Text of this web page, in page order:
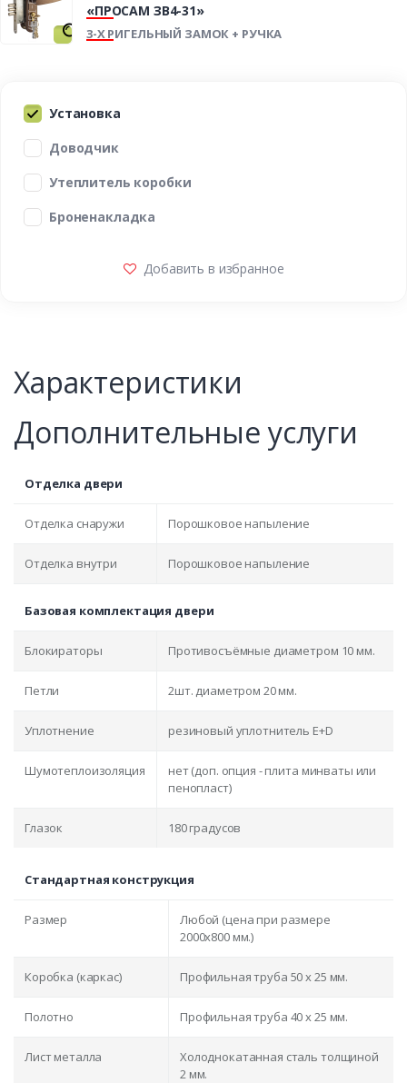
«ПРОСАМ ЗВ4-31»
3-Х РИГЕЛЬНЫЙ ЗАМОК + РУЧКА
Установка
Доводчик
Утеплитель коробки
Броненакладка
Добавить в избранное
Характеристики
Дополнительные услуги
Отделка двери
Отделка снаружи Порошковое напыление
Отделка внутри Порошковое напыление
Базовая комплектация двери
Блокираторы Противосъёмные диаметром 10 мм.
Петли 2шт. диаметром 20 мм.
Уплотнение резиновый уплотнитель E+D
Шумотеплоизоляция
нет (доп. опция - плита минваты или
пенопласт)
Глазок 180 градусов
Стандартная конструкция
Размер
Любой (цена при размере
2000x800 мм.)
Коробка (каркас) Профильная труба 50 х 25 мм.
Полотно Профильная труба 40 х 25 мм.
Лист металла
Холоднокатанная сталь толщиной
2 мм.